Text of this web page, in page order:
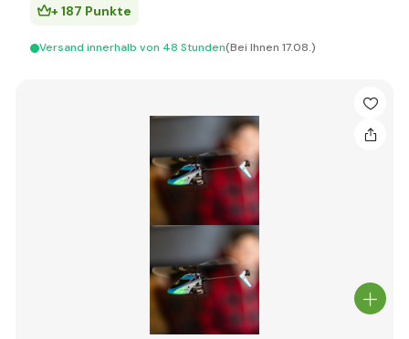
+ 187 Punkte
Versand innerhalb von 48 Stunden(Bei Ihnen 17.08.)